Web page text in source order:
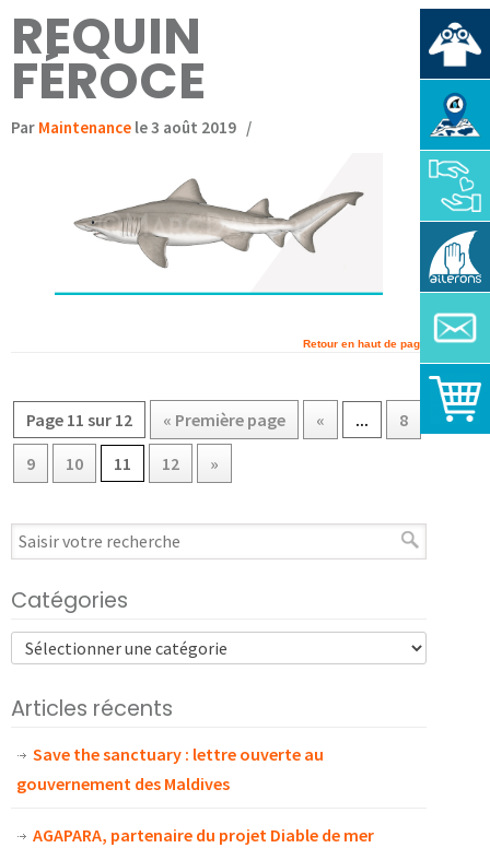
REQUIN
FÉROCE
Par Maintenance le 3 août 2019 /
Retour en haut de page
Page 11 sur 12 « Première page « ...
8
9
10 11 12 »
Catégories
Articles récents
Save the sanctuary : lettre ouverte au
gouvernement des Maldives
AGAPARA, partenaire du projet Diable de mer